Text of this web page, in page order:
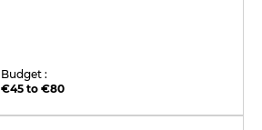
Budget :
€45 to €80